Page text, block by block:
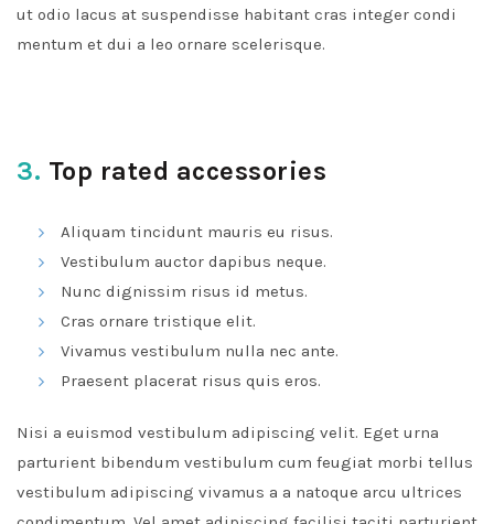
ut odio lacus at suspendisse habitant cras integer condi
mentum et dui a leo ornare scelerisque.
3. Top rated accessories
Aliquam tincidunt mauris eu risus.
Vestibulum auctor dapibus neque.
Nunc dignissim risus id metus.
Cras ornare tristique elit.
Vivamus vestibulum nulla nec ante.
Praesent placerat risus quis eros.
Nisi a euismod vestibulum adipiscing velit. Eget urna
parturient bibendum vestibulum cum feugiat morbi tellus
vestibulum adipiscing vivamus a a natoque arcu ultrices